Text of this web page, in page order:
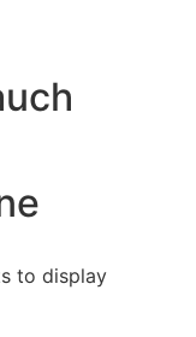
to display